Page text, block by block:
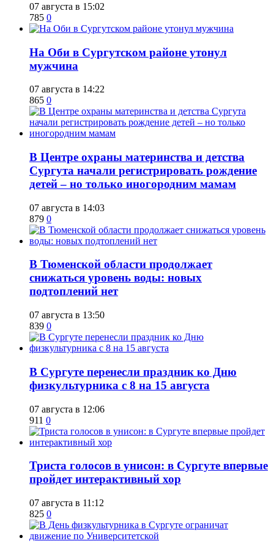
07 августа в 15:02
785 0
​На Оби в Сургутском районе утонул
мужчина
07 августа в 14:22
865 0
​В Центре охраны материнства и детства
Сургута начали регистрировать рождение
детей – но только иногородним мамам
07 августа в 14:03
879 0
​В Тюменской области продолжает
снижаться уровень воды: новых
подтоплений нет
07 августа в 13:50
839 0
​В Сургуте перенесли праздник ко Дню
физкультурника с 8 на 15 августа
07 августа в 12:06
911 0
​Триста голосов в унисон: в Сургуте впервые
пройдет интерактивный хор
07 августа в 11:12
825 0